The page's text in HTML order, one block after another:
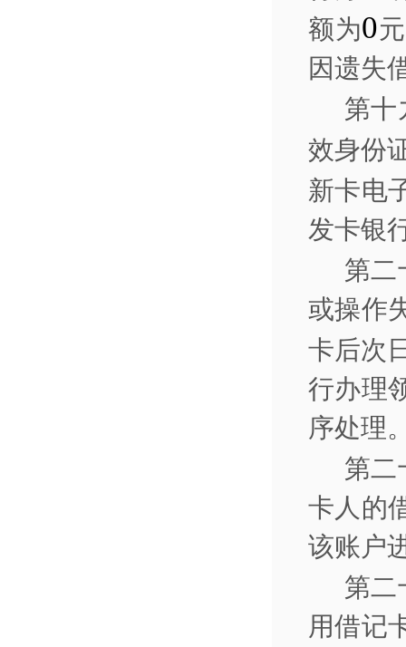
额为0
因遗失
第十
效身份
新卡电
发卡银
第二
或操作
卡后次
行办理
序处理
第二
卡人的
该账户
第二
用借记